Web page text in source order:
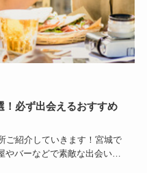
！必ず出会えるおすすめ
ご紹介していきます！宮城で
やバーなどで素敵な出会いの